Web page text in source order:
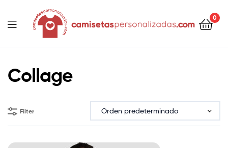
Camisetaspersonalizadas.com
0
Collage
Filter